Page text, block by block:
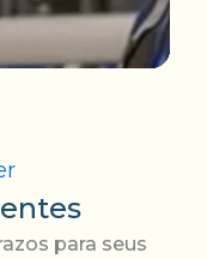
para seus